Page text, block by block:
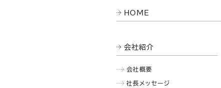
HOME
会社紹介
会社概要
社長メッセージ